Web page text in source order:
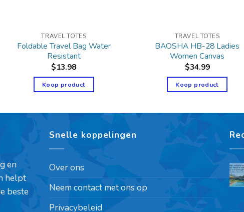
TRAVEL TOTES
Foldable Travel Bag Water
Resistant
$13.98
Koop product
TRAVEL TOTES
BAOSHA HB-28 Ladies
Women Canvas
$34.99
Koop product
en
helpt
beste
Snelle koppelingen
Over ons
Neem contact met ons op
Privacybeleid